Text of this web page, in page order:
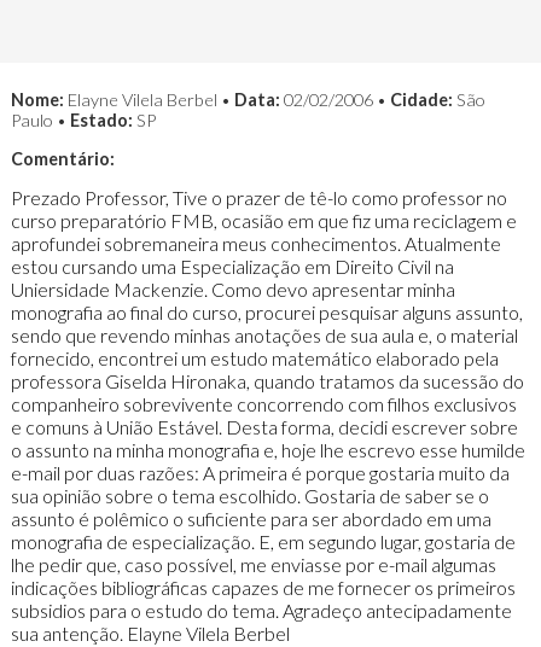
Nome: Elayne Vilela Berbel • Data: 02/02/2006 • Cidade: São
Paulo • Estado: SP
Comentário:
Prezado Professor, Tive o prazer de tê-lo como professor no
curso preparatório FMB, ocasião em que fiz uma reciclagem e
aprofundei sobremaneira meus conhecimentos. Atualmente
estou cursando uma Especialização em Direito Civil na
Uniersidade Mackenzie. Como devo apresentar minha
monografia ao final do curso, procurei pesquisar alguns assunto,
sendo que revendo minhas anotações de sua aula e, o material
fornecido, encontrei um estudo matemático elaborado pela
professora Giselda Hironaka, quando tratamos da sucessão do
companheiro sobrevivente concorrendo com filhos exclusivos
e comuns à União Estável. Desta forma, decidi escrever sobre
o assunto na minha monografia e, hoje lhe escrevo esse humilde
e-mail por duas razões: A primeira é porque gostaria muito da
sua opinião sobre o tema escolhido. Gostaria de saber se o
assunto é polêmico o suficiente para ser abordado em uma
monografia de especialização. E, em segundo lugar, gostaria de
lhe pedir que, caso possível, me enviasse por e-mail algumas
indicações bibliográficas capazes de me fornecer os primeiros
subsidios para o estudo do tema. Agradeço antecipadamente
sua antenção. Elayne Vilela Berbel